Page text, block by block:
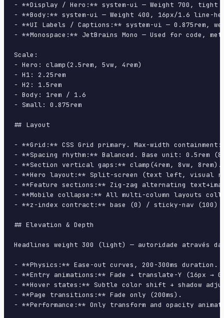
- **Display / Hero:** system-ui — Weight 700, tight
- **Body:** system-ui — Weight 400, 16px/1.6 line-
- **UI Labels / Captions:** system-ui — 0.875rem,
- **Monospace:** JetBrains Mono — Used for code,
Scale:
- Hero: clamp(2.5rem, 5vw, 4rem)
- H1: 2.25rem
- H2: 1.5rem
- Body: 1rem / 1.6
- Small: 0.875rem
## Layout
- **Grid:** CSS Grid primary. Max-width
- **Spacing rhythm:** Balanced. Base unit: 0.5rem
- **Section vertical gaps:** clamp(4rem, 8vw, 8rem).
- **Hero layout:** Split-screen (text left, visual
- **Feature sections:** Zig-zag alternating
- **Mobile collapse:** All multi-column layouts
- **z-index contract:** base (0) / sticky-nav
## Elevation & Depth
Headlines weight 300 (light) — autoridade através da
- **Physics:** Ease-out curves, 200-300ms duration.
- **Entry animations:** Fade + translate-Y (16px →
- **Hover states:** Subtle color shift + shadow
- **Page transitions:** Fade only (200ms).
- **Performance:** Only transform and opacity